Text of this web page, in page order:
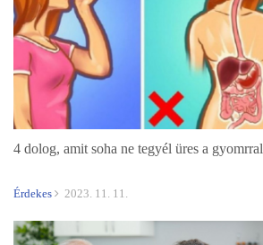
4 dolog, amit soha ne tegyél üres a gyomrral
Érdekes 2023. 11. 11.